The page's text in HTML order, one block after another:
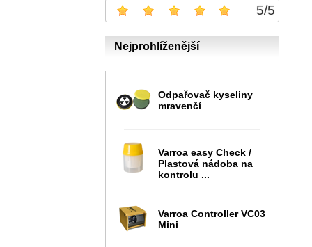
5/5
Nejprohlíženější
Odpařovač kyseliny
mravenčí
Varroa easy Check /
Plastová nádoba na
kontrolu ...
Varroa Controller VC03
Mini